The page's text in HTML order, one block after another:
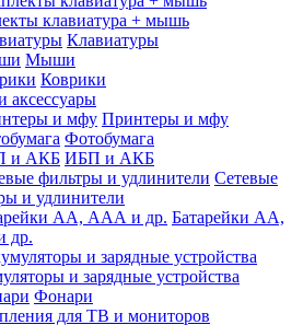
клавиатура + мышь
Клавиатуры
Мыши
Коврики
аксессуары
Принтеры и мфу
Фотобумага
ИБП и АКБ
Сетевые
и удлинители
Батарейки АА,
др.
и зарядные устройства
Фонари